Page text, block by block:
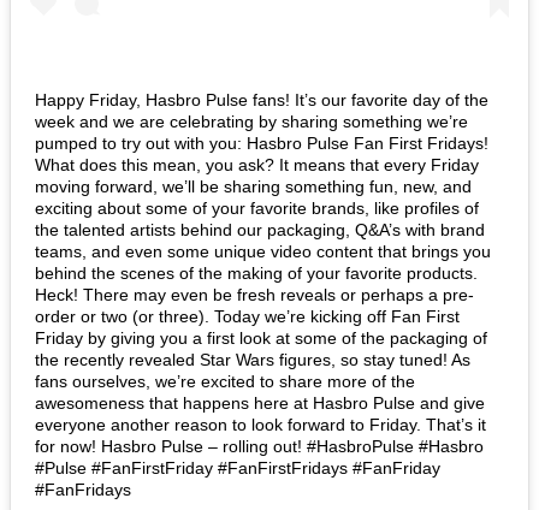
Happy Friday, Hasbro Pulse fans! It’s our favorite day of the
week and we are celebrating by sharing something we’re
pumped to try out with you: Hasbro Pulse Fan First Fridays!
What does this mean, you ask? It means that every Friday
moving forward, we’ll be sharing something fun, new, and
exciting about some of your favorite brands, like profiles of
the talented artists behind our packaging, Q&A’s with brand
teams, and even some unique video content that brings you
behind the scenes of the making of your favorite products.
Heck! There may even be fresh reveals or perhaps a pre-
order or two (or three). Today we’re kicking off Fan First
Friday by giving you a first look at some of the packaging of
the recently revealed Star Wars figures, so stay tuned! As
fans ourselves, we’re excited to share more of the
awesomeness that happens here at Hasbro Pulse and give
everyone another reason to look forward to Friday. That’s it
for now! Hasbro Pulse – rolling out! #HasbroPulse #Hasbro
#Pulse #FanFirstFriday #FanFirstFridays #FanFriday
#FanFridays